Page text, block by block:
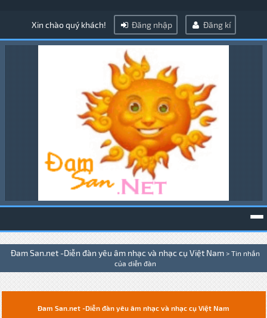
Xin chào quý khách! Đăng nhập Đăng kí
Đam San.net -Diễn đàn yêu âm nhạc và nhạc cụ Việt Nam > Tin nhắn
của diễn đàn
Đam San.net -Diễn đàn yêu âm nhạc và nhạc cụ Việt Nam